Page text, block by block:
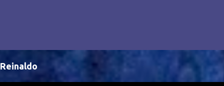
Reinaldo